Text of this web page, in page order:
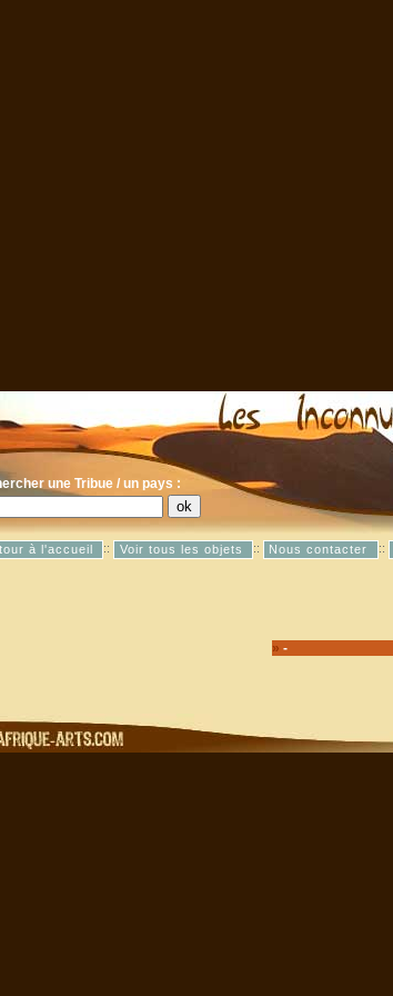
une Tribue / un pays :
à l'accueil :: Voir tous les objets :: Nous contacter ::
» -